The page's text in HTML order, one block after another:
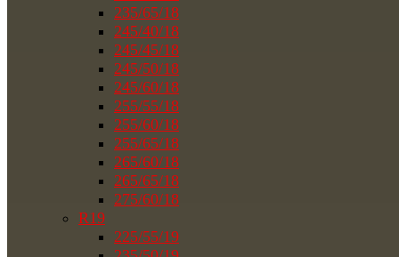
235/65/18
245/40/18
245/45/18
245/50/18
245/60/18
255/55/18
255/60/18
255/65/18
265/60/18
265/65/18
275/60/18
R19
225/55/19